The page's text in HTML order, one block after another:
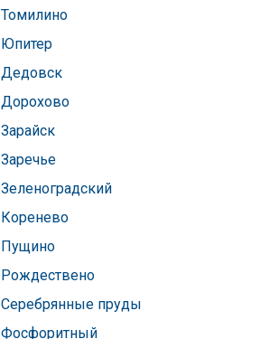
Томилино
Юпитер
Дедовск
Дорохово
Зарайск
Заречье
Зеленоградский
Коренево
Пущино
Рождествено
Серебрянные пруды
Фосфоритный